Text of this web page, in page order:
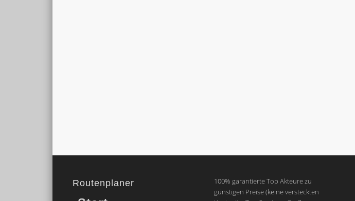
Routenplaner
100% garantierte Top Akteure zu
günstigen Preise (keine versteckten